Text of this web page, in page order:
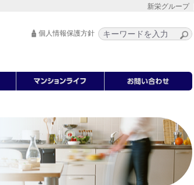
新栄グループ
個人情報保護方針